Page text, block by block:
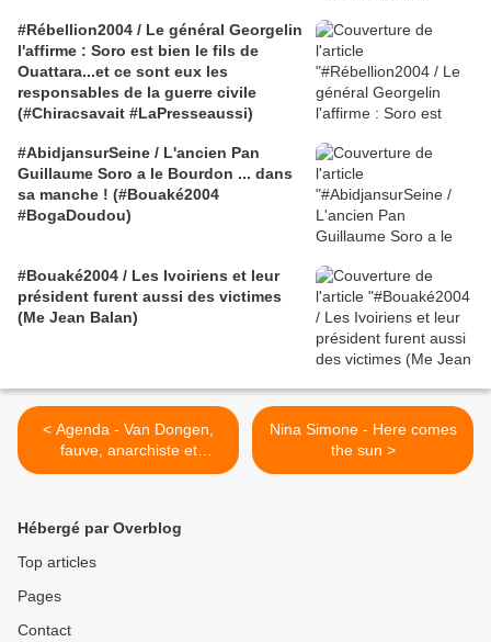
#Rébellion2004 / Le général Georgelin
l'affirme : Soro est bien le fils de
Ouattara...et ce sont eux les
responsables de la guerre civile
(#Chiracsavait #LaPresseaussi)
#AbidjansurSeine / L'ancien Pan
Guillaume Soro a le Bourdon ... dans
sa manche ! (#Bouaké2004
#BogaDoudou)
#Bouaké2004 / Les Ivoiriens et leur
président furent aussi des victimes
(Me Jean Balan)
< Agenda - Van Dongen,
fauve, anarchiste et
mondain !
Nina Simone - Here comes
the sun >
Hébergé par Overblog
Top articles
Pages
Contact